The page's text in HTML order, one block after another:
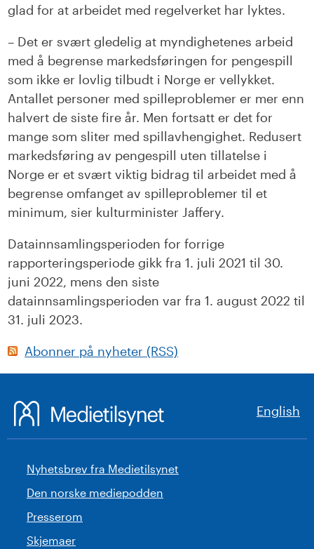
glad for at arbeidet med regelverket har lyktes.
– Det er svært gledelig at myndighetenes arbeid
med å begrense markedsføringen for pengespill
som ikke er lovlig tilbudt i Norge er vellykket.
Antallet personer med spilleproblemer er mer enn
halvert de siste fire år. Men fortsatt er det for
mange som sliter med spillavhengighet. Redusert
markedsføring av pengespill uten tillatelse i
Norge er et svært viktig bidrag til arbeidet med å
begrense omfanget av spilleproblemer til et
minimum, sier kulturminister Jaffery.
Datainnsamlingsperioden for forrige
rapporteringsperiode gikk fra 1. juli 2021 til 30.
juni 2022, mens den siste
datainnsamlingsperioden var fra 1. august 2022 til
31. juli 2023.
Abonner på nyheter (RSS)
English
Nyhetsbrev fra Medietilsynet
Den norske mediepodden
Presserom
Skjemaer